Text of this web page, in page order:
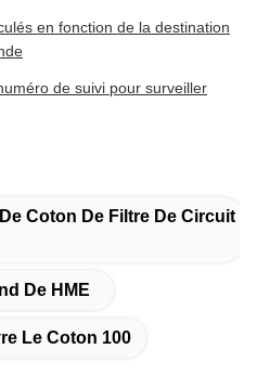
en fonction de la destination
de suivi pour surveiller
Coton De Filtre De Circuit
De HME
Le Coton 100